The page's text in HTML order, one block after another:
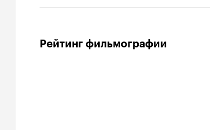
Рейтинг фильмографии